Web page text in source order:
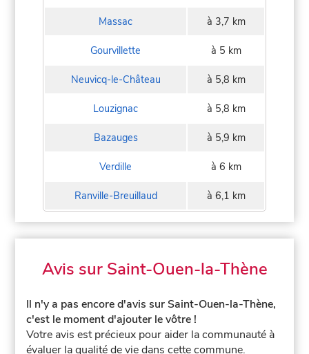
Massac à 3,7 km
Gourvillette à 5 km
Neuvicq-le-Château à 5,8 km
Louzignac à 5,8 km
Bazauges à 5,9 km
Verdille à 6 km
Ranville-Breuillaud à 6,1 km
Avis sur Saint-Ouen-la-Thène
Il n'y a pas encore d'avis sur Saint-Ouen-la-Thène,
c'est le moment d'ajouter le vôtre !
Votre avis est précieux pour aider la communauté à
évaluer la qualité de vie dans cette commune.